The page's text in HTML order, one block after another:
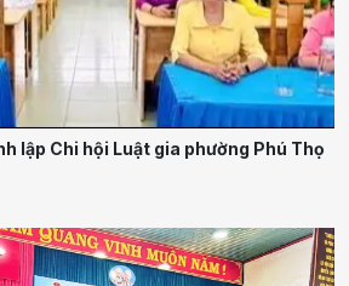
lập Chi hội Luật gia phường Phú Thọ